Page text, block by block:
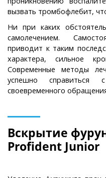
вызвать тромбофлебит,
Ни при каких
самолечением.
приводит к таким
характера, сильное
Современные методы
успешно справиться
своевременного
Вскрытие
Profident Junior